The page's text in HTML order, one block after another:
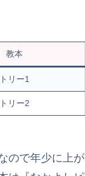
教本
リー1
リー2
ので年少に上が